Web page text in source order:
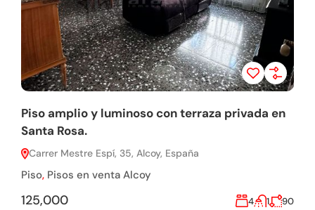
Piso amplio y luminoso con terraza privada en
Santa Rosa.
Carrer Mestre Espí, 35, Alcoy, España
Piso, Pisos en venta Alcoy
125,000 4 1 90